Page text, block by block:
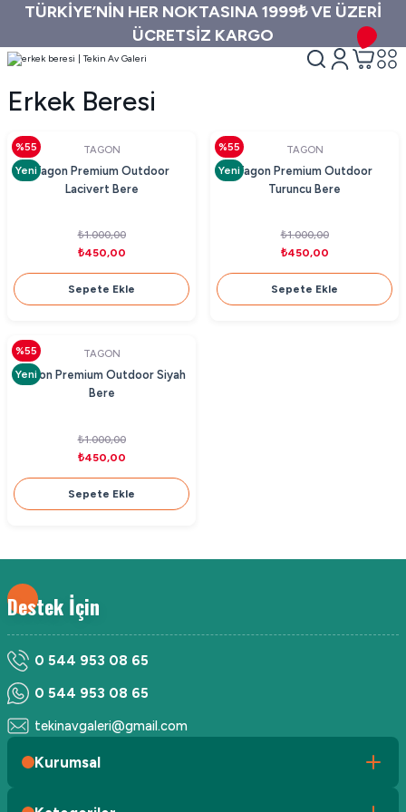
TÜRKİYE’NİN HER NOKTASINA 1999₺ VE ÜZERİ
ÜCRETSİZ KARGO
Erkek Beresi
%55
Yeni
TAGON
Tagon Premium Outdoor
Lacivert Bere
₺1.000,00
₺450,00
Sepete Ekle
%55
Yeni
TAGON
Tagon Premium Outdoor
Turuncu Bere
₺1.000,00
₺450,00
Sepete Ekle
%55
Yeni
TAGON
Tagon Premium Outdoor Siyah
Bere
₺1.000,00
₺450,00
Sepete Ekle
Destek İçin
0 544 953 08 65
0 544 953 08 65
tekinavgaleri@gmail.com
Kurumsal